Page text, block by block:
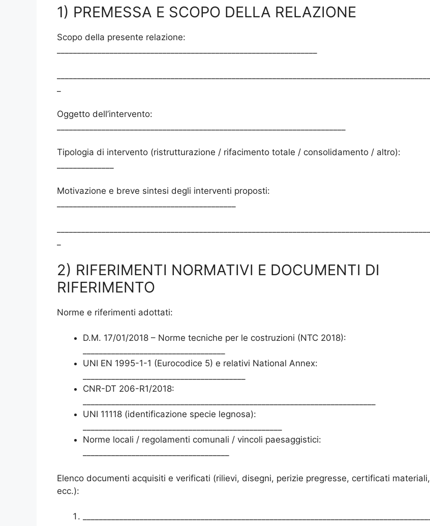
1) PREMESSA E SCOPO DELLA RELAZIONE
Scopo della presente relazione:
Oggetto dell’intervento:
Tipologia di intervento (ristrutturazione / rifacimento totale / consolidamento / altro):
Motivazione e breve sintesi degli interventi proposti:
2) RIFERIMENTI NORMATIVI E DOCUMENTI DI
RIFERIMENTO
Norme e riferimenti adottati:
D.M. 17/01/2018 – Norme tecniche per le costruzioni (NTC 2018):
UNI EN 1995-1-1 (Eurocodice 5) e relativi National Annex:
CNR-DT 206-R1/2018:
UNI 11118 (identificazione specie legnosa):
Norme locali / regolamenti comunali / vincoli paesaggistici:
Elenco documenti acquisiti e verificati (rilievi, disegni, perizie pregresse, certificati materiali,
ecc.):